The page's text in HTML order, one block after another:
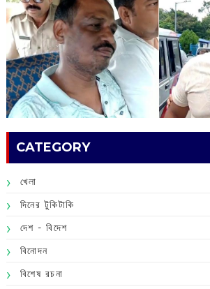
CATEGORY
খেলা
দিনের টুকিটাকি
দেশ - বিদেশ
বিনোদন
বিশেষ রচনা